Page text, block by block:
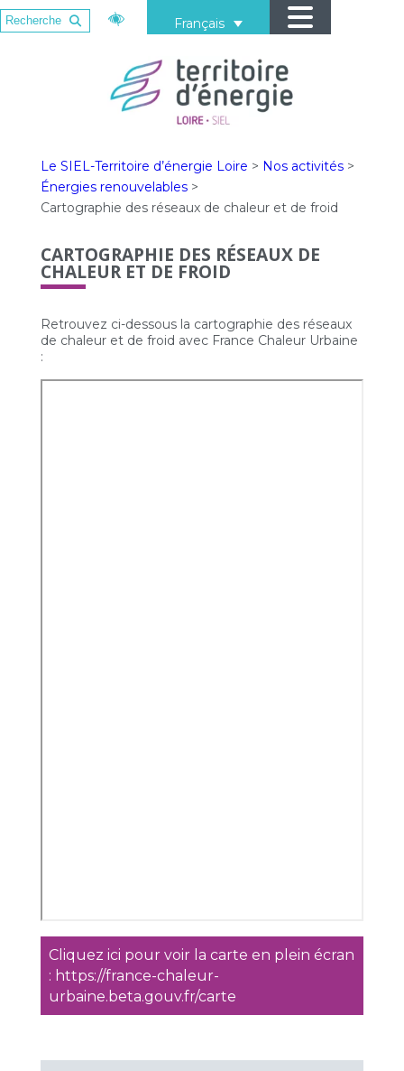
Français
Le SIEL-Territoire d’énergie Loire > Nos activités>
Énergies renouvelables>
Cartographie des réseaux de chaleur et de froid
CARTOGRAPHIE DES RÉSEAUX DE
CHALEUR ET DE FROID
Retrouvez ci-dessous la cartographie des réseaux
de chaleur et de froid avec France Chaleur Urbaine
:
Cliquez ici pour voir la carte en plein écran
: https://france-chaleur-
urbaine.beta.gouv.fr/carte